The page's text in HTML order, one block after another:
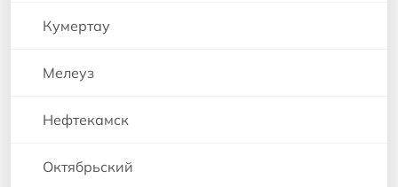
Кумертау
Мелеуз
Нефтекамск
Октябрьский